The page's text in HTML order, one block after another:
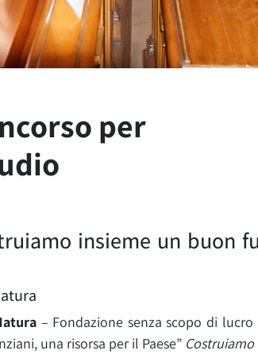
per
insieme un buon
– Fondazione senza scopo di
una risorsa per il Paese”